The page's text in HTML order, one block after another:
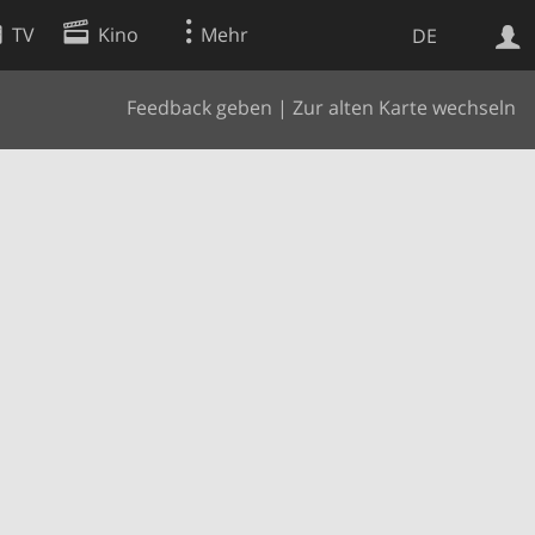
DE
TV Kino Mehr
Feedback geben | Zur alten Karte wechseln
Websuche